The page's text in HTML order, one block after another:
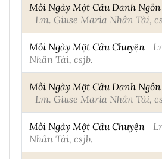
Mỗi Ngày Một Câu Danh
Lm. Giuse Maria Nhân Tài,
Mỗi Ngày Một Câu Chuyện
Nhân Tài, csjb.
Mỗi Ngày Một Câu Danh
Lm. Giuse Maria Nhân Tài,
Mỗi Ngày Một Câu Chuyện
Nhân Tài, csjb.